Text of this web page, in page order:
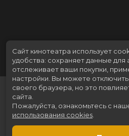
Сайт кинотеатра использует
удобства: сохраняет данные для
отслеживает ваши покупки,
настройки. Вы можете
своего браузера, но это
сайта.
Пожалуйста, ознакомьтесь с
использования cookies